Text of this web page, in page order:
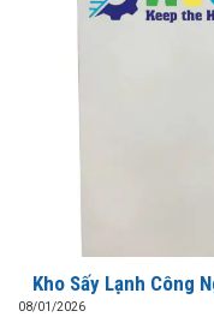
Kho Sấy Lạnh Công
08/01/2026